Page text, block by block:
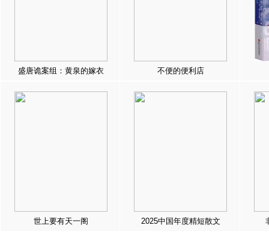
盛唐诡案组：黄泉的嫁衣 不便的便利店
世上要有天一阁 2025中国年度精短散文